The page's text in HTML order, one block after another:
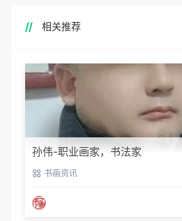
相关推荐
孙伟-职业画家，书法家
书画资讯